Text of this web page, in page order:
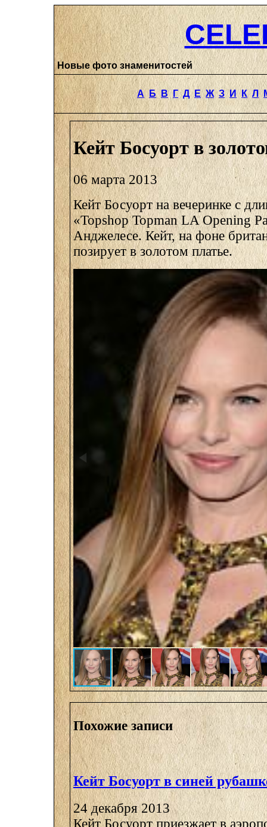
Новые фото знаменитостей
А Б В Г Д Е Ж З И К Л
Кейт Босуорт в
06 марта 2013
Кейт Босуорт на вечеринке с
«Topshop Topman LA Opening
Анджелесе. Кейт, на фоне
позирует в золотом платье.
Похожие записи
Кейт Босуорт в синей
24 декабря 2013
Кейт Босуорт приезжает в